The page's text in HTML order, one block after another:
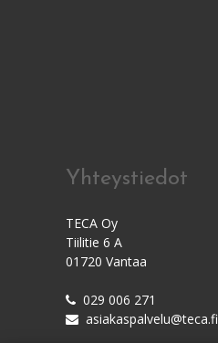
Yhteystiedot
TECA Oy
Tiilitie 6 A
01720 Vantaa
029 006 271
asiakaspalvelu@teca.fi